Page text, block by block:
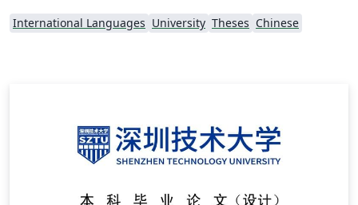
International Languages University Theses Chinese